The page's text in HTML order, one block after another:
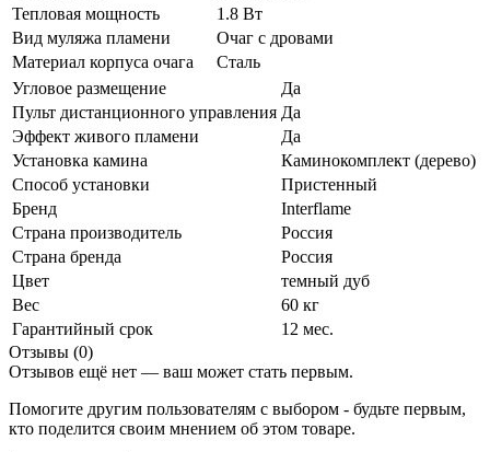
Тепловая мощность
1.8 Вт
Вид муляжа пламени
Очаг с дровами
Материал корпуса очага
Сталь
Угловое размещение
Да
Пульт дистанционного управления Да
Эффект живого пламени
Да
Установка камина
Каминокомплект (дерево)
Способ установки
Пристенный
Бренд
Interflame
Страна производитель
Россия
Страна бренда
Россия
Цвет
темный дуб
Вес
60 кг
Гарантийный срок
12 мес.
Отзывы (0)
Отзывов ещё нет — ваш может стать первым.
Помогите другим пользователям с выбором - будьте первым,
кто поделится своим мнением об этом товаре.